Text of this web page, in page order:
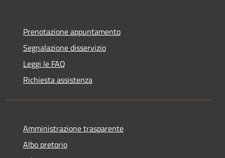
Prenotazione appuntamento
Segnalazione disservizio
Leggi le FAQ
Richiesta assistenza
Amministrazione trasparente
Albo pretorio